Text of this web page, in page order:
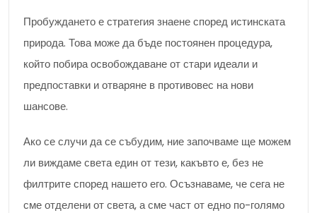
Пробуждането е стратегия знаене според истинската
природа. Това може да бъде постоянен процедура,
който побира освобождаване от стари идеали и
предпоставки и отваряне в противовес на нови
шансове.
Ако се случи да се събудим, ние започваме ще можем
ли виждаме света един от тези, какъвто е, без не
филтрите според нашето его. Осъзнаваме, че сега не
сме отделени от света, а сме част от едно по-голямо